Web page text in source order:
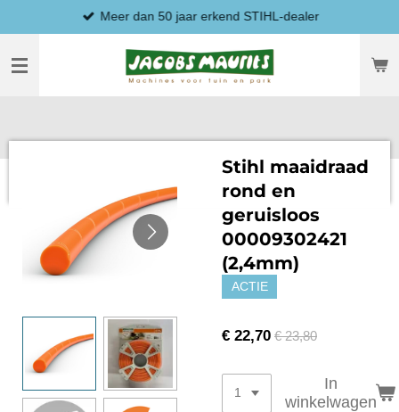
direct
naar
hoofdinhoud
Meer dan 50 jaar erkend STIHL-dealer
Stihl maaidraad
rond en
geruisloos
00009302421
(2,4mm)
ACTIE
€ 22,70 € 23,80
In
winkelwagen